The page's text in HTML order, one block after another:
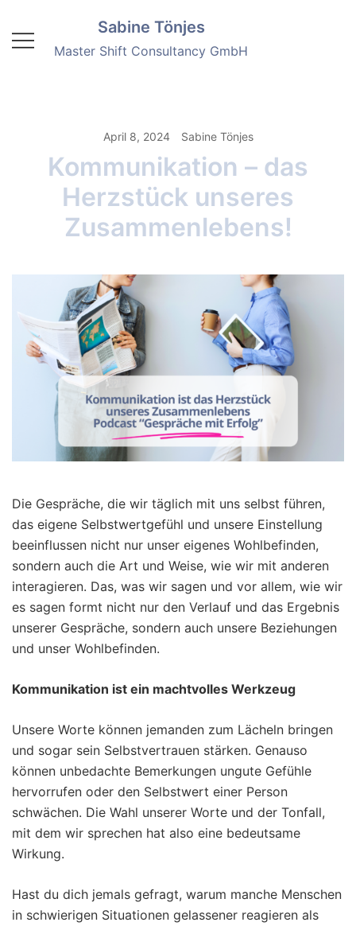
zum
Inhalt
Sabine Tönjes
Master Shift Consultancy GmbH
April 8, 2024 Sabine Tönjes
Kommunikation – das
Herzstück unseres
Zusammenlebens!
Die Gespräche, die wir täglich mit uns selbst führen,
das eigene Selbstwertgefühl und unsere Einstellung
beeinflussen nicht nur unser eigenes Wohlbefinden,
sondern auch die Art und Weise, wie wir mit anderen
interagieren. Das, was wir sagen und vor allem, wie wir
es sagen formt nicht nur den Verlauf und das Ergebnis
unserer Gespräche, sondern auch unsere Beziehungen
und unser Wohlbefinden.
Kommunikation ist ein machtvolles Werkzeug
Unsere Worte können jemanden zum Lächeln bringen
und sogar sein Selbstvertrauen stärken. Genauso
können unbedachte Bemerkungen ungute Gefühle
hervorrufen oder den Selbstwert einer Person
schwächen. Die Wahl unserer Worte und der Tonfall,
mit dem wir sprechen hat also eine bedeutsame
Wirkung.
Hast du dich jemals gefragt, warum manche Menschen
in schwierigen Situationen gelassener reagieren als